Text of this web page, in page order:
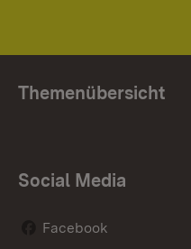
Themenübersicht
Social Media
Facebook